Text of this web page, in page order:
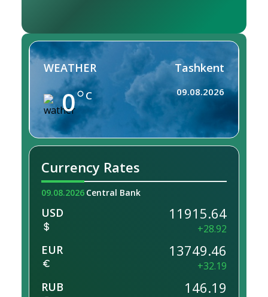
WEATHER
0 C
Tashkent
09.08.2026
Currency Rates
09.08.2026 Central Bank
USD 11915.64
+28.92
EUR 13749.46
+32.19
RUB 146.19